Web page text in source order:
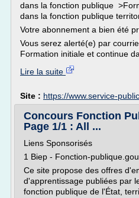
dans la fonction publique
dans la fonction publique
Votre abonnement a bien été
Vous serez alerté(e) par
Formation initiale et continue
Lire la suite
Site : https://www.service-
Concours Fonction
Page 1/1 : All ...
Liens Sponsorisés
1 Biep - Fonction-
Ce site propose des offres
d'apprentissage publiées par
fonction publique de l'État,